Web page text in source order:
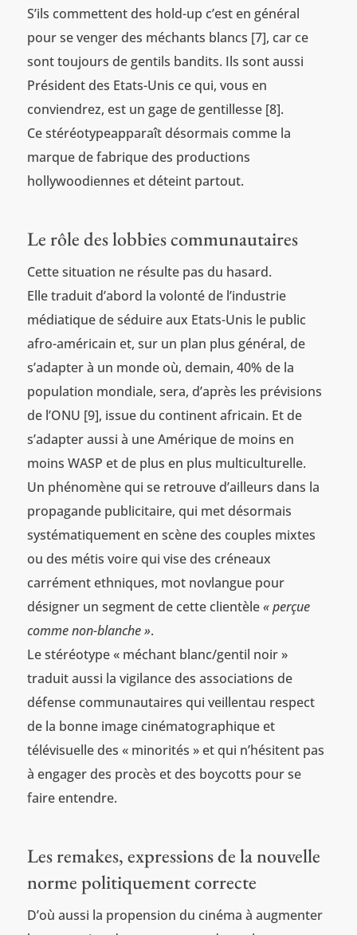
S’ils commettent des hold-up c’est en général
pour se venger des méchants blancs [7], car ce
sont toujours de gentils bandits. Ils sont aussi
Président des Etats-Unis ce qui, vous en
conviendrez, est un gage de gentillesse [8].
Ce stéréotypeapparaît désormais comme la
marque de fabrique des productions
hollywoodiennes et déteint partout.
Le rôle des lobbies communautaires
Cette situation ne résulte pas du hasard.
Elle traduit d’abord la volonté de l’industrie
médiatique de séduire aux Etats-Unis le public
afro-américain et, sur un plan plus général, de
s’adapter à un monde où, demain, 40% de la
population mondiale, sera, d’après les prévisions
de l’ONU [9], issue du continent africain. Et de
s’adapter aussi à une Amérique de moins en
moins WASP et de plus en plus multiculturelle.
Un phénomène qui se retrouve d’ailleurs dans la
propagande publicitaire, qui met désormais
systématiquement en scène des couples mixtes
ou des métis voire qui vise des créneaux
carrément ethniques, mot novlangue pour
désigner un segment de cette clientèle« perçue
comme non-blanche ».
Le stéréotype « méchant blanc/gentil noir »
traduit aussi la vigilance des associations de
défense communautaires qui veillentau respect
de la bonne image cinématographique et
télévisuelle des « minorités » et qui n’hésitent pas
à engager des procès et des boycotts pour se
faire entendre.
Les remakes, expressions de la nouvelle
norme politiquement correcte
D’où aussi la propension du cinéma à augmenter